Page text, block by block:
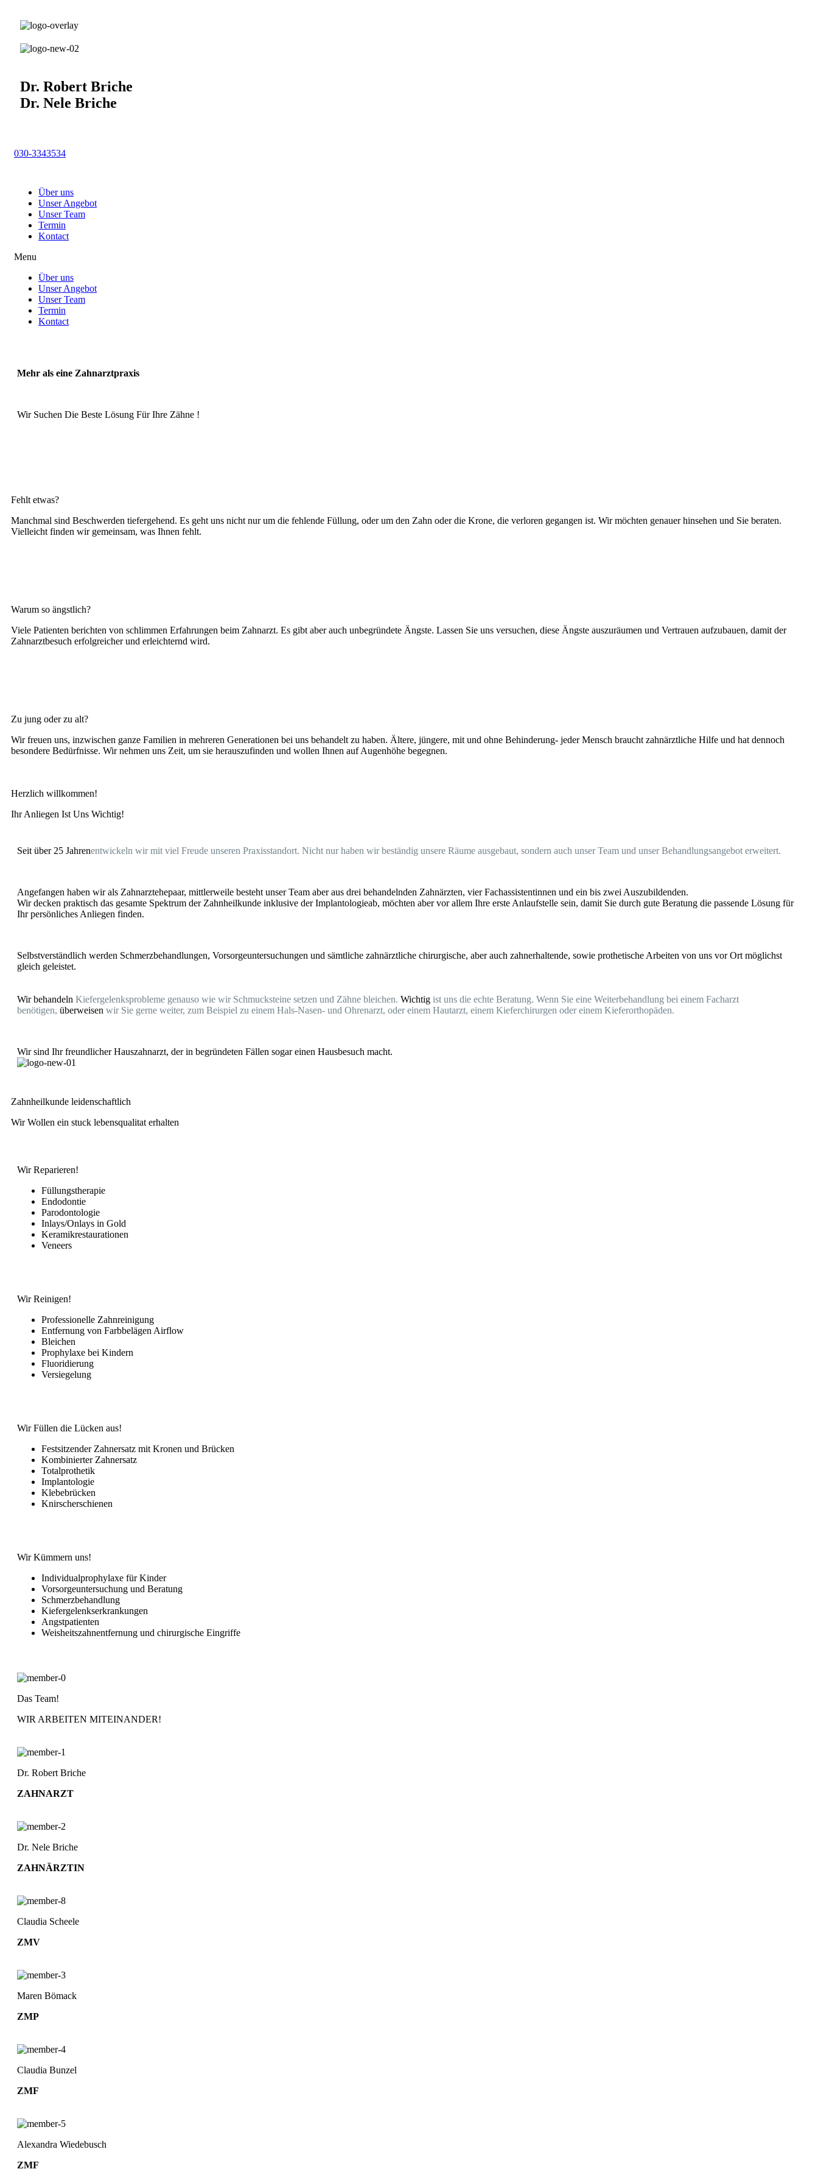
Dr. Robert Briche
Dr. Nele Briche
030-3343534
Über uns
Unser Angebot
Unser Team
Termin
Kontact
Menu
Über uns
Unser Angebot
Unser Team
Termin
Kontact
Mehr als eine Zahnarztpraxis
Wir Suchen Die Beste Lösung Für Ihre Zähne !
Fehlt etwas?
Manchmal sind Beschwerden tiefergehend. Es geht uns nicht nur um die fehlende Füllung, oder um den Zahn oder die Krone, die verloren gegangen ist. Wir möchten genauer hinsehen und Sie beraten.
Vielleicht finden wir gemeinsam, was Ihnen fehlt.
Warum so ängstlich?
Viele Patienten berichten von schlimmen Erfahrungen beim Zahnarzt. Es gibt aber auch unbegründete Ängste. Lassen Sie uns versuchen, diese Ängste auszuräumen und Vertrauen aufzubauen, damit der
Zahnarztbesuch erfolgreicher und erleichternd wird.
Zu jung oder zu alt?
Wir freuen uns, inzwischen ganze Familien in mehreren Generationen bei uns behandelt zu haben. Ältere, jüngere, mit und ohne Behinderung- jeder Mensch braucht zahnärztliche Hilfe und hat dennoch
besondere Bedürfnisse. Wir nehmen uns Zeit, um sie herauszufinden und wollen Ihnen auf Augenhöhe begegnen.
Herzlich willkommen!
Ihr Anliegen Ist Uns Wichtig!
Seit über 25 Jahrenentwickeln wir mit viel Freude unseren Praxisstandort. Nicht nur haben wir beständig unsere Räume ausgebaut, sondern auch unser Team und unser Behandlungsangebot erweitert.
Angefangen haben wir als Zahnarztehepaar, mittlerweile besteht unser Team aber aus drei behandelnden Zahnärzten, vier Fachassistentinnen und ein bis zwei Auszubildenden.
Wir decken praktisch das gesamte Spektrum der Zahnheilkunde inklusive der Implantologieab, möchten aber vor allem Ihre erste Anlaufstelle sein, damit Sie durch gute Beratung die passende Lösung für
Ihr persönliches Anliegen finden.
Selbstverständlich werden Schmerzbehandlungen, Vorsorgeuntersuchungen und sämtliche zahnärztliche chirurgische, aber auch zahnerhaltende, sowie prothetische Arbeiten von uns vor Ort möglichst
gleich geleistet.
Wir behandeln Kiefergelenksprobleme genauso wie wir Schmucksteine setzen und Zähne bleichen. Wichtig ist uns die echte Beratung. Wenn Sie eine Weiterbehandlung bei einem Facharzt
benötigen, überweisen wir Sie gerne weiter, zum Beispiel zu einem Hals-Nasen- und Ohrenarzt, oder einem Hautarzt, einem Kieferchirurgen oder einem Kieferorthopäden.
Wir sind Ihr freundlicher Hauszahnarzt, der in begründeten Fällen sogar einen Hausbesuch macht.
Zahnheilkunde leidenschaftlich
Wir Wollen ein stuck lebensqualitat erhalten
Wir Reparieren!
Füllungstherapie
Endodontie
Parodontologie
Inlays/Onlays in Gold
Keramikrestaurationen
Veneers
Wir Reinigen!
Professionelle Zahnreinigung
Entfernung von Farbbelägen Airflow
Bleichen
Prophylaxe bei Kindern
Fluoridierung
Versiegelung
Wir Füllen die Lücken aus!
Festsitzender Zahnersatz mit Kronen und Brücken
Kombinierter Zahnersatz
Totalprothetik
Implantologie
Klebebrücken
Knirscherschienen
Wir Kümmern uns!
Individualprophylaxe für Kinder
Vorsorgeuntersuchung und Beratung
Schmerzbehandlung
Kiefergelenkserkrankungen
Angstpatienten
Weisheitszahnentfernung und chirurgische Eingriffe
Das Team!
WIR ARBEITEN MITEINANDER!
Dr. Robert Briche
ZAHNARZT
Dr. Nele Briche
ZAHNÄRZTIN
Claudia Scheele
ZMV
Maren Bömack
ZMP
Claudia Bunzel
ZMF
Alexandra Wiedebusch
ZMF